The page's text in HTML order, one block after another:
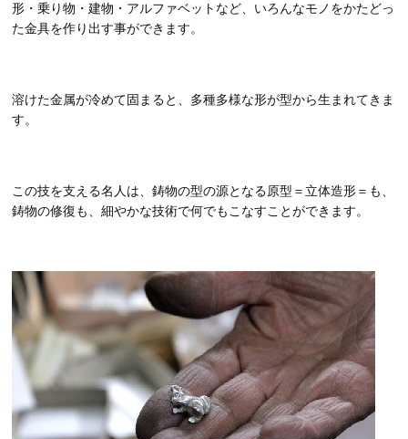
形・乗り物・建物・アルファベットなど、いろんなモノをかたどっ
た金具を作り出す事ができます。
溶けた金属が冷めて固まると、多種多様な形が型から生まれてきま
す。
この技を支える名人は、鋳物の型の源となる原型＝立体造形＝も、
鋳物の修復も、細やかな技術で何でもこなすことができます。